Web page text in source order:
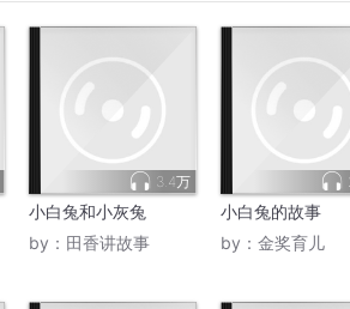
3.4万
小白兔和小灰兔
by： 田香讲故事
小白兔的故事
by： 金奖育儿